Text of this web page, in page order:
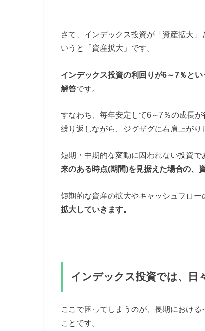
さて、インデックス投資が「資産拡大
いうと「資産拡大」です。
インデックス投資の利回りが6～7％と
解答です。
すなわち、毎年安定して6～7％の成長
繰り返しながら、ジグザグに右肩上がり
短期・中期的な変動に囚われない投資
来のある時点(期間)を見据えた場合の、
短期的な資産の拡大やキャッシュフロー
拡大していきます。
インデックス投資では、日
ここで困ってしまうのが、長期におけ
ことです。